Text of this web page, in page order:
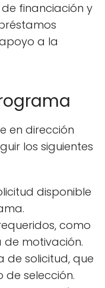
financiación y
a la
en dirección
los siguientes
disponible
como
motivación.
de solicitud, que
selección.